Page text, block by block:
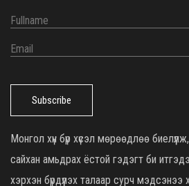
Subscribe
Монгол хүн бүр хүсэл мөрөөдлөө
сайхан амьдрах ёстой гэдэгт би
хэрхэн бүрдүүлэх талаар сурч мэдсэнээ